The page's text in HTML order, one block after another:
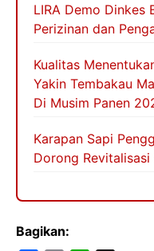
LIRA Demo Dinkes
Perizinan dan
Kualitas
Yakin Tembakau
Di Musim Panen
Karapan Sapi
Dorong
Bagikan: